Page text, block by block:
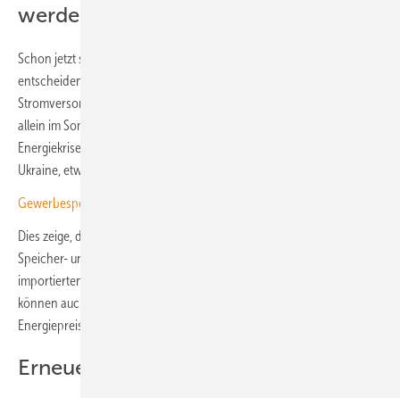
werden
Schon jetzt spielen Solarenergie und Batteriespeichersysteme eine
entscheidende Rolle bei der Sicherung der europäischen
Stromversorgung. Nach Angaben von Solarpower Europe sparten sie
allein im Sommer 2022, also in der Spitzenzeit der europäischen
Energiekrise aufgrund des brutalen Überfalls Russlands auf die
Ukraine, etwa 29 Milliarden Euro bei Importen fossiler Brennstoffe ein.
Gewerbespeicher sorgt in Litauen für Energiesicherheit
Dies zeige, dass Europa durch die Beschleunigung von Solar-,
Speicher- und Flexibilitätslösungen seine Abhängigkeit von
importierten fossilen Brennstoffen dauerhaft reduzieren könne. Damit
können auch die Verbraucher vor unsicheren und schwankenden
Energiepreisen geschützt werden.
Erneuerbare stabilisieren das Netz